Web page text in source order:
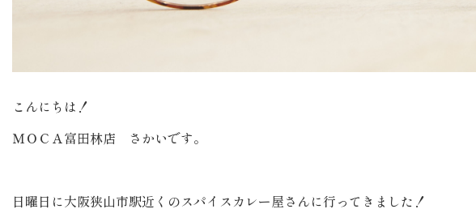
こんにちは！
ＭＯＣＡ富田林店 さかいです。
日曜日に大阪狭山市駅近くのスパイスカレー屋さんに行ってきました！